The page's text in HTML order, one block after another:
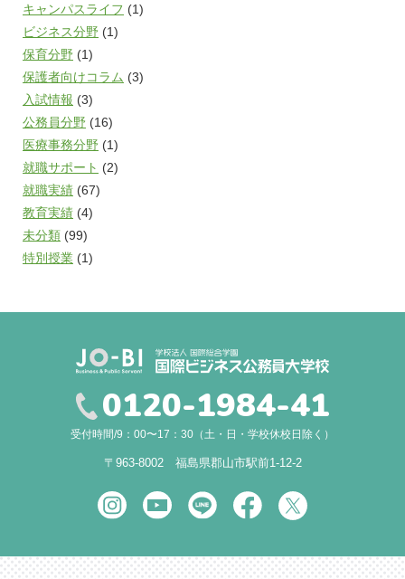
キャンパスライフ (1)
ビジネス分野 (1)
保育分野 (1)
保護者向けコラム (3)
入試情報 (3)
公務員分野 (16)
医療事務分野 (1)
就職サポート (2)
就職実績 (67)
教育実績 (4)
未分類 (99)
特別授業 (1)
0120-1984-41
受付時間/9：00〜17：30（土・日・学校休校日除く）
〒963-8002 福島県郡山市駅前1-12-2